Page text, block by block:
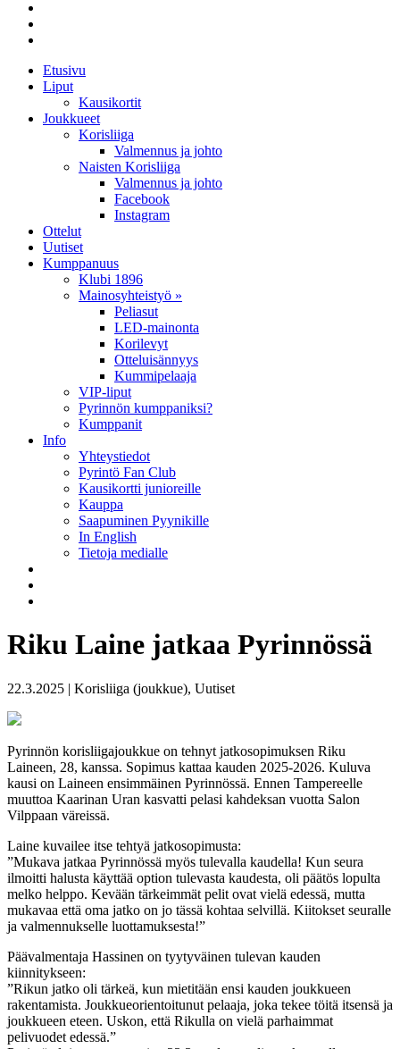
Etusivu
Liput
Kausikortit
Joukkueet
Korisliiga
Valmennus ja johto
Naisten Korisliiga
Valmennus ja johto
Facebook
Instagram
Ottelut
Uutiset
Kumppanuus
Klubi 1896
Mainosyhteistyö »
Peliasut
LED-mainonta
Korilevyt
Otteluisännyys
Kummipelaaja
VIP-liput
Pyrinnön kumppaniksi?
Kumppanit
Info
Yhteystiedot
Pyrintö Fan Club
Kausikortti junioreille
Kauppa
Saapuminen Pyynikille
In English
Tietoja medialle
Riku Laine jatkaa Pyrinnössä
22.3.2025 | Korisliiga (joukkue), Uutiset
Pyrinnön korisliigajoukkue on tehnyt jatkosopimuksen Riku
Laineen, 28, kanssa. Sopimus kattaa kauden 2025-2026. Kuluva
kausi on Laineen ensimmäinen Pyrinnössä. Ennen Tampereelle
muuttoa Kaarinan Uran kasvatti pelasi kahdeksan vuotta Salon
Vilppaan väreissä.
Laine kuvailee itse tehtyä jatkosopimusta:
”Mukava jatkaa Pyrinnössä myös tulevalla kaudella! Kun seura
ilmoitti halusta käyttää option tulevasta kaudesta, oli päätös lopulta
melko helppo. Kevään tärkeimmät pelit ovat vielä edessä, mutta
mukavaa että oma jatko on jo tässä kohtaa selvillä. Kiitokset seuralle
ja valmennukselle luottamuksesta!”
Päävalmentaja Hassinen on tyytyväinen tulevan kauden
kiinnitykseen:
”Rikun jatko oli tärkeä, kun mietitään ensi kauden joukkueen
rakentamista. Joukkueorientoitunut pelaaja, joka tekee töitä itsensä ja
joukkueen eteen. Uskon, että Rikulla on vielä parhaimmat
pelivuodet edessä.”